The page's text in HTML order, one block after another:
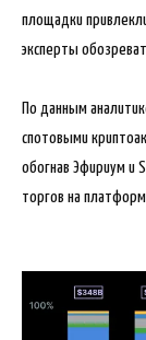
площадки
эксперты
По данным
спотовыми
обогнав Эфириум и
торгов на